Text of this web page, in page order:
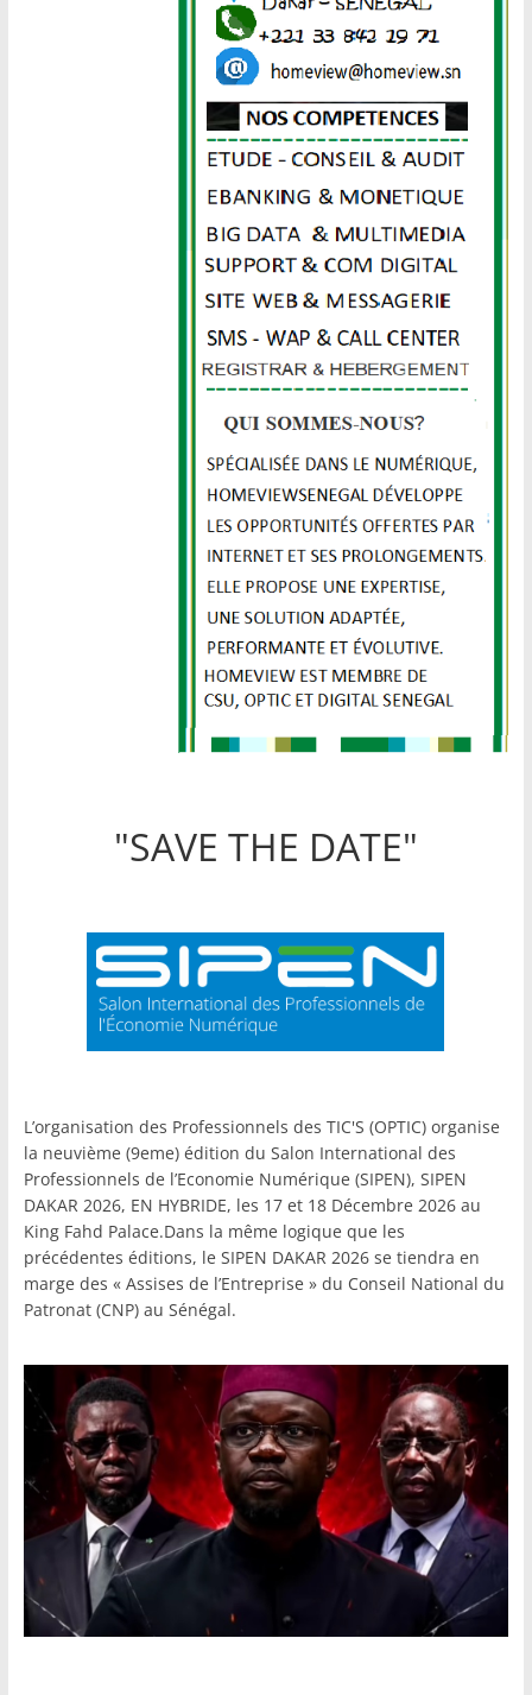
"SAVE THE DATE"
L’organisation des Professionnels des TIC'S (OPTIC) organise
la neuvième (9eme) édition du Salon International des
Professionnels de l’Economie Numérique (SIPEN), SIPEN
DAKAR 2026, EN HYBRIDE, les 17 et 18 Décembre 2026 au
King Fahd Palace.Dans la même logique que les
précédentes éditions, le SIPEN DAKAR 2026 se tiendra en
marge des « Assises de l’Entreprise » du Conseil National du
Patronat (CNP) au Sénégal.